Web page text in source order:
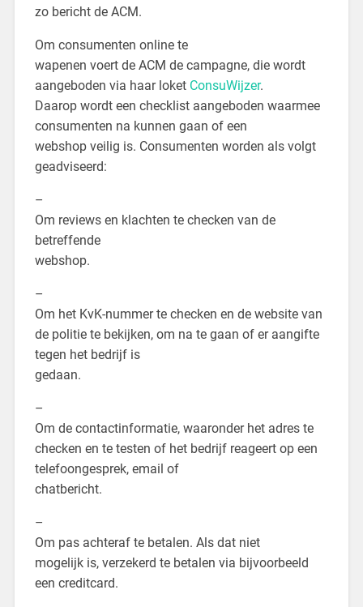
zo bericht de ACM.
Om consumenten online te
wapenen voert de ACM de campagne, die wordt
aangeboden via haar loket ConsuWijzer.
Daarop wordt een checklist aangeboden waarmee
consumenten na kunnen gaan of een
webshop veilig is. Consumenten worden als volgt
geadviseerd:
–
Om reviews en klachten te checken van de
betreffende
webshop.
–
Om het KvK-nummer te checken en de website van
de politie te bekijken, om na te gaan of er aangifte
tegen het bedrijf is
gedaan.
–
Om de contactinformatie, waaronder het adres te
checken en te testen of het bedrijf reageert op een
telefoongesprek, email of
chatbericht.
–
Om pas achteraf te betalen. Als dat niet
mogelijk is, verzekerd te betalen via bijvoorbeeld
een creditcard.